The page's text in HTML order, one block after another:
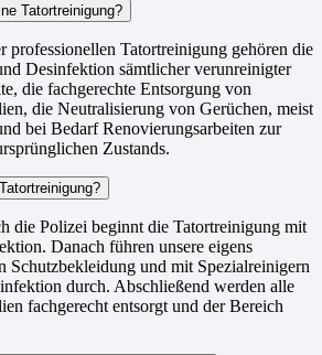
Tatortreinigung?
professionellen Tatortreinigung gehören die
Desinfektion sämtlicher verunreinigter
die fachgerechte Entsorgung von
die Neutralisierung von Gerüchen, meist
bei Bedarf Renovierungsarbeiten zur
Zustands.
die Polizei beginnt die Tatortreinigung mit
Danach führen unsere eigens
Schutzbekleidung und mit Spezialreinigern
durch. Abschließend werden alle
fachgerecht entsorgt und der Bereich